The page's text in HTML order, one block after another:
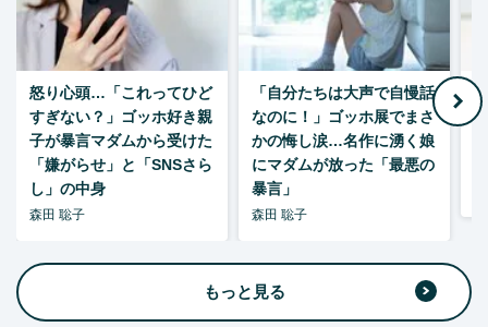
怒り心頭…「これってひど
すぎない？」ゴッホ好き親
子が暴言マダムから受けた
「嫌がらせ」と「SNSさら
し」の中身
森田 聡子
「自分たちは大声で自慢話
なのに！」ゴッホ展でまさ
かの悔し涙…名作に湧く娘
にマダムが放った「最悪の
暴言」
森田 聡子
もっと見る